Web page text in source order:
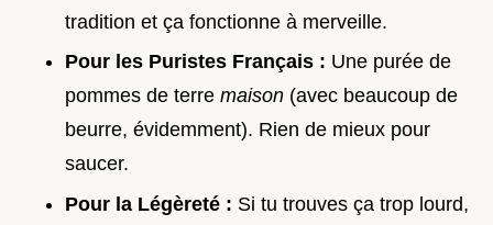
tradition et ça fonctionne à merveille.
Pour les Puristes Français : Une purée de
pommes de terre maison (avec beaucoup de
beurre, évidemment). Rien de mieux pour
saucer.
Pour la Légèreté : Si tu trouves ça trop lourd,